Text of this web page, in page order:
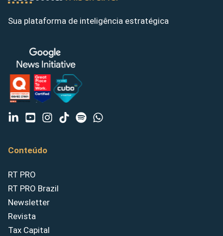
Sua plataforma de inteligência estratégica
Conteúdo
RT PRO
RT PRO Brazil
Newsletter
Revista
Tax Capital